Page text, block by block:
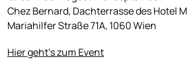
Chez Bernard, Dachterrasse des Hotel
Mariahilfer Straße 71A, 1060 Wien
Hier geht's zum Event